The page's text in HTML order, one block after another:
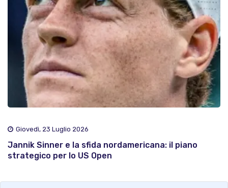
Giovedì, 23 Luglio 2026
Jannik Sinner e la sfida nordamericana: il piano
strategico per lo US Open